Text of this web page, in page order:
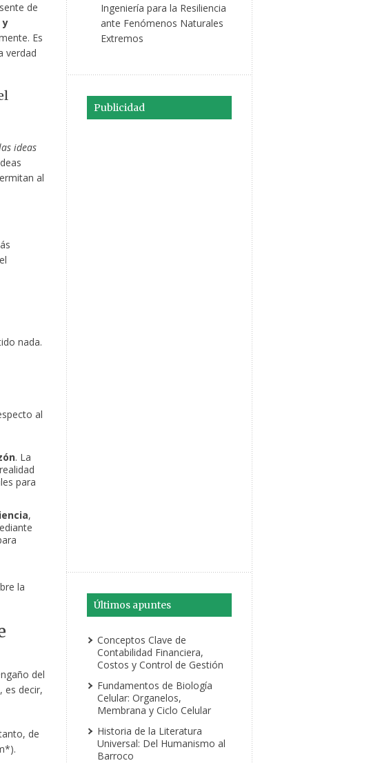
de
y
Es
verdad
ideas
al
nada.
al
. La
para
,
la
del
es decir,
de
Ingeniería para la Resiliencia
ante Fenómenos Naturales
Extremos
Publicidad
Últimos apuntes
Conceptos Clave de
Contabilidad Financiera,
Costos y Control de Gestión
Fundamentos de Biología
Celular: Organelos,
Membrana y Ciclo Celular
Historia de la Literatura
Universal: Del Humanismo al
Barroco